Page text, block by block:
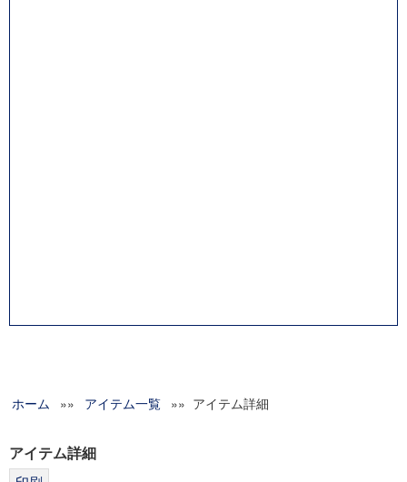
ホーム »» アイテム一覧 »» アイテム詳細
アイテム詳細